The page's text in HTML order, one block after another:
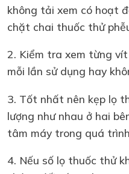
không tải xem có hoạt
chặt chai thuốc thử
2. Kiểm tra xem từng
mỗi lần sử dụng hay
3. Tốt nhất nên kẹp lọ
lượng như nhau ở hai
tâm máy trong quá
4. Nếu số lọ thuốc thử